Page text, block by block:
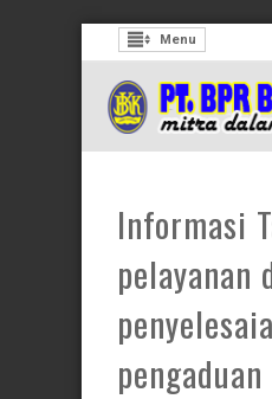
Menu
Informasi
pelayanan
pengaduan